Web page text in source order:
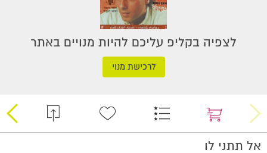
לצפיה בקליפ עליכם להיות מנויים באתר
לרכישת מנוי
אל תתני לו